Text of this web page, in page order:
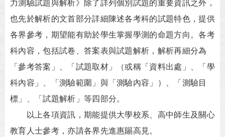
力測驗試題與解析》除了詳列個別試題的重要資訊之外，
也先於解析的文首部分詳細陳述各考科的試題特色，提供
各界參考，期望能有助於學生掌握學測的命題方向。各考
科內容，包括試卷、答案表與試題解析，解析再細分為
「參考答案」、「試題取材」（或稱「資料出處」、「學
科內容」、「測驗範圍」與「測驗內容」）、「測驗目
標」、「試題解析」等四部分。
以上各項資訊，期能提供大學校系、高中師生及關心
教育人士參考，亦請各界先進惠賜高見。